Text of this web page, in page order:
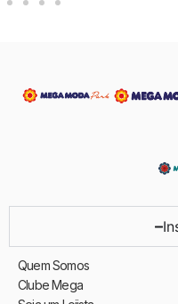
Quem Somos
Clube Mega